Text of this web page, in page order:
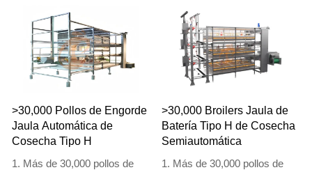
4. Su estructura es fusión
inteligente artificial Vcloud,
gabinete de control eléctrico,
equipo automático de bebida,
alimentación, limpieza de
estiércol, cosecha manual.
5. Nuestra recepción en línea
24 horas, el número de
What’sApp es
+8618830120193
4. Su estructura es fusión
inteligente artificial Vcloud,
armario de control eléctrico,
equipo automático de bebida,
alimentación, limpieza de
estiércol, cosecha manual.
5. Nuestra recepción en línea
24 horas es el número de
What’sApp: +86
18830120193.
>30,000 Pollos de Engorde
Jaula Automática de
Cosecha Tipo H
1. Más de 30,000 pollos de
>30,000 Broilers Jaula de
Batería Tipo H de Cosecha
Semiautomática
1. Más de 30,000 pollos de